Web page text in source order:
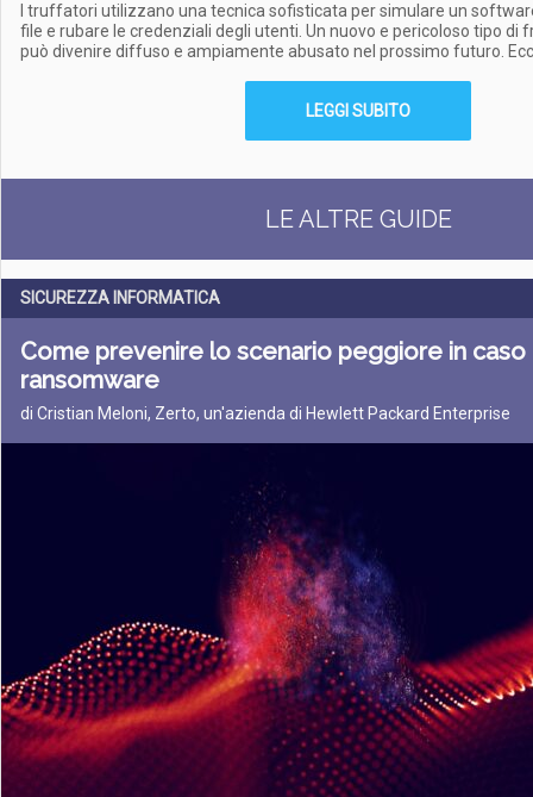
I truffatori utilizzano una tecnica sofisticata per simulare un
file e rubare le credenziali degli utenti. Un nuovo e pericoloso tipo di
può divenire diffuso e ampiamente abusato nel prossimo futuro.
LEGGI SUBITO
LE ALTRE GUIDE
SICUREZZA INFORMATICA
Come prevenire lo scenario peggiore in
ransomware
di Cristian Meloni, Zerto, un'azienda di Hewlett Packard Enterprise